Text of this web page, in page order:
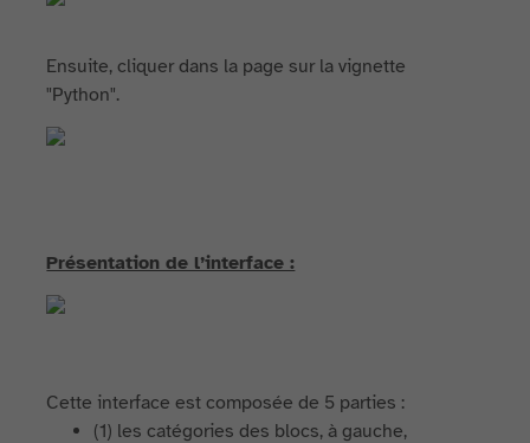
Ensuite, cliquer dans la page sur la vignette
"Python".
Présentation de l’interface :
Cette interface est composée de 5 parties :
(1) les catégories des blocs, à gauche,